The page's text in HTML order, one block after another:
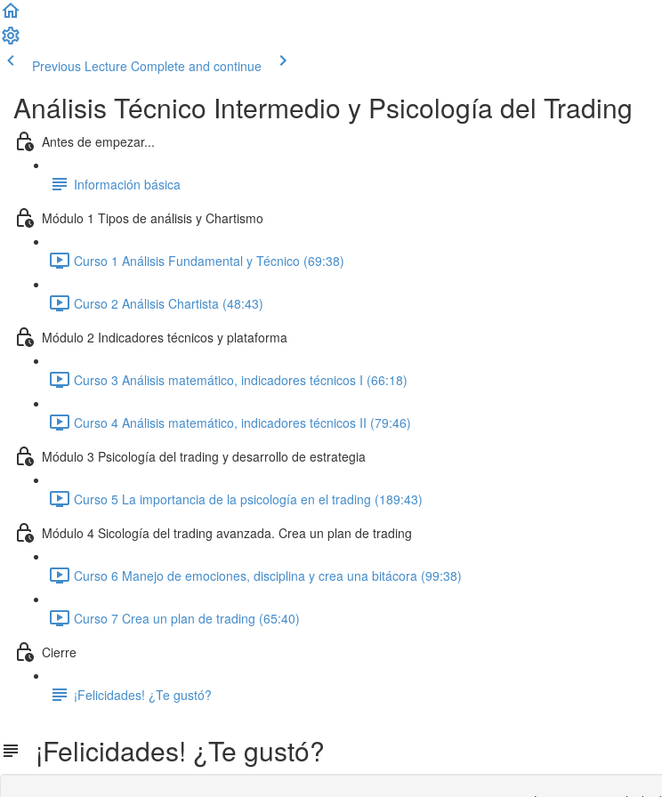
Previous Lecture Complete and continue
Análisis Técnico Intermedio y Psicología del Trading
Antes de empezar...
Información básica
Módulo 1 Tipos de análisis y Chartismo
Curso 1 Análisis Fundamental y Técnico (69:38)
Curso 2 Análisis Chartista (48:43)
Módulo 2 Indicadores técnicos y plataforma
Curso 3 Análisis matemático, indicadores técnicos I (66:18)
Curso 4 Análisis matemático, indicadores técnicos II (79:46)
Módulo 3 Psicología del trading y desarrollo de estrategia
Curso 5 La importancia de la psicología en el trading (189:43)
Módulo 4 Sicología del trading avanzada. Crea un plan de trading
Curso 6 Manejo de emociones, disciplina y crea una bitácora (99:38)
Curso 7 Crea un plan de trading (65:40)
Cierre
¡Felicidades! ¿Te gustó?
¡Felicidades! ¿Te gustó?